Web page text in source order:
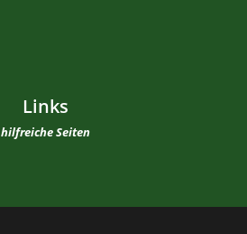
Links
hilfreiche Seiten